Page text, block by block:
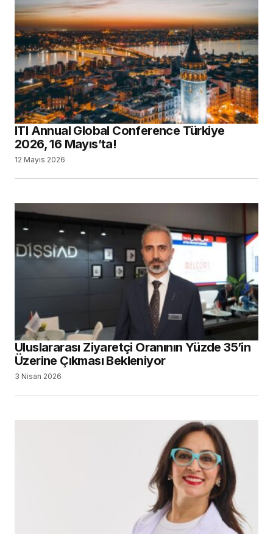
ITI Annual Global Conference Türkiye
2026, 16 Mayıs’ta!
12 Mayıs 2026
Uluslararası Ziyaretçi Oranının Yüzde 35’in
Üzerine Çıkması Bekleniyor
3 Nisan 2026